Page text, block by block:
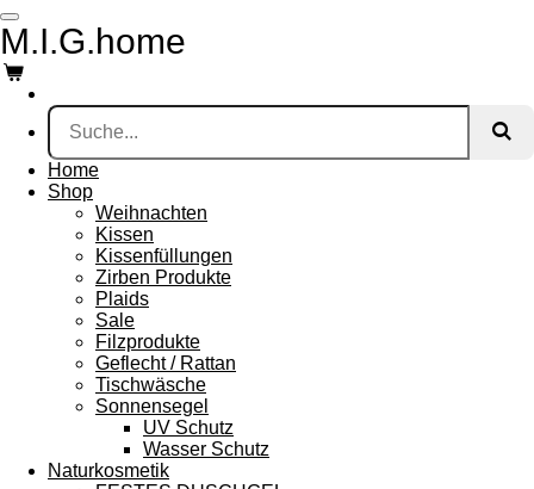
Zum
Hauptinhalt
springen
M.I.G.home
Home
Shop
Weihnachten
Kissen
Kissenfüllungen
Zirben Produkte
Plaids
Sale
Filzprodukte
Geflecht / Rattan
Tischwäsche
Sonnensegel
UV Schutz
Wasser Schutz
Naturkosmetik